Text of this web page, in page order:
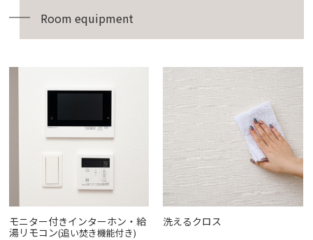
Room equipment
モニター付きインターホン・給
湯リモコン(追い焚き機能付き)
洗えるクロス